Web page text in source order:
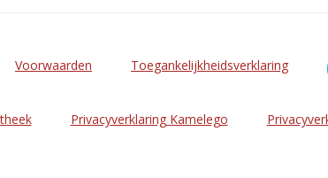
Voorwaarden Toegankelijkheidsverklaring
Privacyverklaring Kamelego